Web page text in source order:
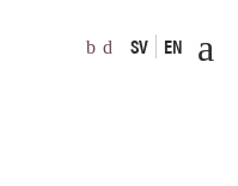
SV EN